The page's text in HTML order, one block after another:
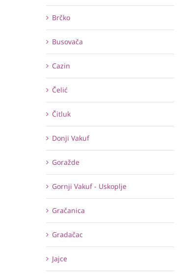
Brčko
Busovača
Cazin
Čelić
Čitluk
Donji Vakuf
Goražde
Gornji Vakuf - Uskoplje
Gračanica
Gradačac
Jajce